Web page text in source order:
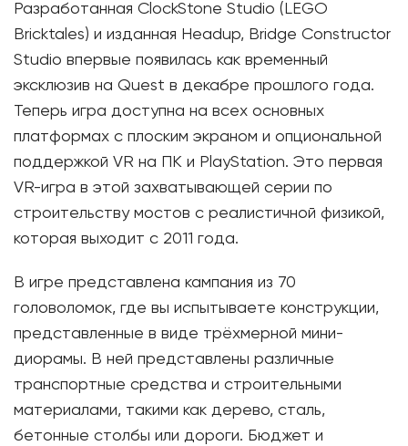
Разработанная ClockStone Studio (LEGO
Bricktales) и изданная Headup, Bridge Constructor
Studio впервые появилась как временный
эксклюзив на Quest в декабре прошлого года.
Теперь игра доступна на всех основных
платформах с плоским экраном и опциональной
поддержкой VR на ПК и PlayStation. Это первая
VR-игра в этой захватывающей серии по
строительству мостов с реалистичной физикой,
которая выходит с 2011 года.
В игре представлена кампания из 70
головоломок, где вы испытываете конструкции,
представленные в виде трёхмерной мини-
диорамы. В ней представлены различные
транспортные средства и строительными
материалами, такими как дерево, сталь,
бетонные столбы или дороги. Бюджет и